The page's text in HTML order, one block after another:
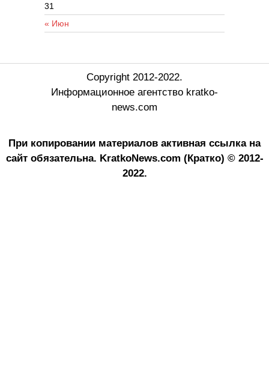
« Июн
31
Copyright 2012-2022.
Информационное агентство kratko-
news.com
При копировании материалов активная ссылка на
сайт обязательна. KratkoNews.com (Кратко) © 2012-
2022.